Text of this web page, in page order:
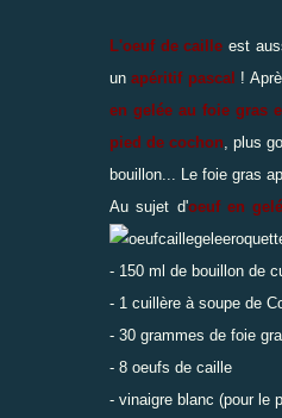
L'oeuf de caille est
unapéritif pascal !
en gelée au foie gras
pied de cochon , plus
bouillon... Le foie gras
Au sujet d'oeuf en
- 150 ml de bouillon de
- 1 cuillère à soupe de
- 30 grammes de foie
- 8 oeufs de caille
- vinaigre blanc (pour le